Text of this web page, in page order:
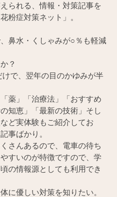
られる、情報・対策記事を
粉症対策ネット」。
鼻水・くしゃみが○％も軽減
？
で、翌年の目のかゆみが半
薬」「治療法」「おすすめ
知恵」「最新の技術」そし
ど実体験もご紹介してお
事ばかり。
さんあるので、電車の待ち
すいのが特徴ですので、学
の情報源としても利用でき
に優しい対策を知りたい。